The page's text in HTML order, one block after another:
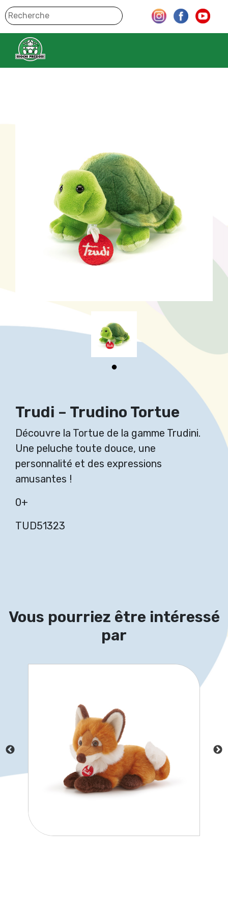
Trudi – Trudino Tortue
Découvre la Tortue de la gamme Trudini.
Une peluche toute douce, une
personnalité et des expressions
amusantes !
0+
TUD51323
Vous pourriez être intéressé
par